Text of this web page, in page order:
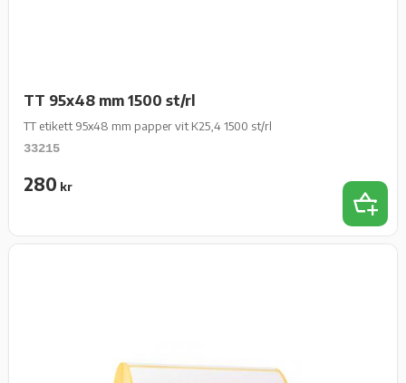
TT 95x48 mm 1500 st/rl
TT etikett 95x48 mm papper vit K25,4 1500 st/rl
33215
280 kr